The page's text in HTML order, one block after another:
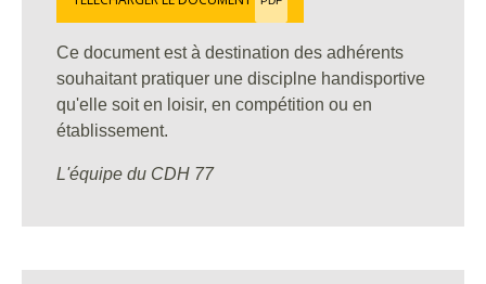
Ce document est à destination des adhérents
souhaitant pratiquer une disciplne handisportive
qu'elle soit en loisir, en compétition ou en
établissement.
L'équipe du CDH 77